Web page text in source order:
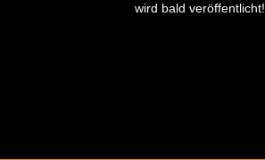
wird bald veröffentlicht!